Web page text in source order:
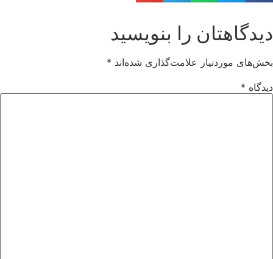
دیدگاهتان را بنویسید
بخش‌های موردنیاز علامت‌گذاری شده‌اند *
دیدگاه *